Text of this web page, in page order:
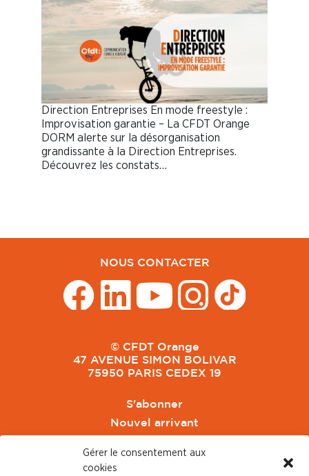
Gérer le consentement aux
cookies
Direction Entreprises En mode freestyle :
Improvisation garantie – La CFDT Orange
DORM alerte sur la désorganisation
grandissante à la Direction Entreprises.
Découvrez les constats…
NOUS CONTACTER
© CFDT Orange
47 AVENUE SIMON BOLIVAR
75950 PARIS CEDEX 19
S'abonner
Nouvel arrivant